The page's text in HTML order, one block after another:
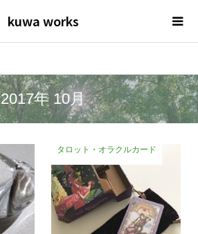
kuwa works
2017年 10月
タロット・オラクルカード